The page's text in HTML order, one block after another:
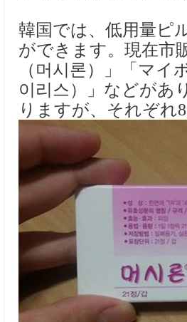
韓国では、低用量ピ
ができます。現在市
（머시론）」「マ
이리스）」などがあ
りますが、それぞれ